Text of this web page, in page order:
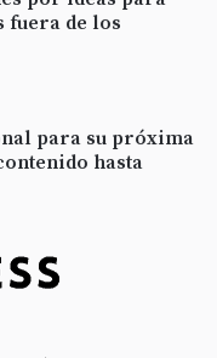
de los
para su próxima
hasta